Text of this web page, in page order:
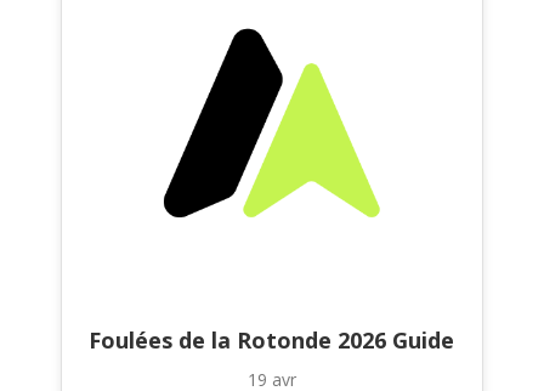
Foulées de la Rotonde 2026 Guide
19 avr